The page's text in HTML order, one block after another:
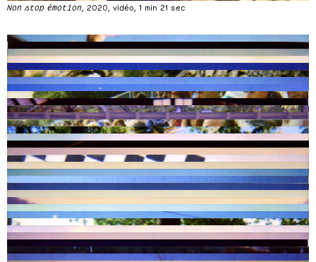
Non stop émotion , 2020, vidéo, 1 min 21 sec